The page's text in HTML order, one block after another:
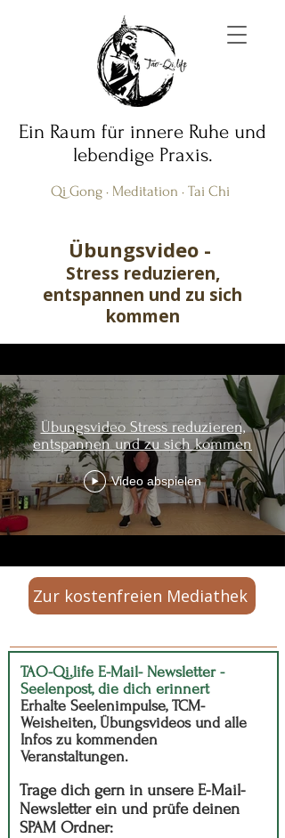
Ein Raum für innere Ruhe und
lebendige Praxis.
Qi Gong · Meditation · Tai Chi
Übungsvideo -
Stress reduzieren,
entspannen und zu sich
kommen
Übungsvideo Stress reduzieren,
entspannen und zu sich kommen
Video abspielen
Zur kostenfreien Mediathek
TAO-Qi.life E-Mail- Newsletter -
Seelenpost, die dich erinnert
Erhalte Seelenimpulse, TCM-
Weisheiten, Übungsvideos und alle
Infos zu kommenden
Veranstaltungen.
Trage dich gern in unsere E-Mail-
Newsletter ein und prüfe deinen
SPAM Ordner: